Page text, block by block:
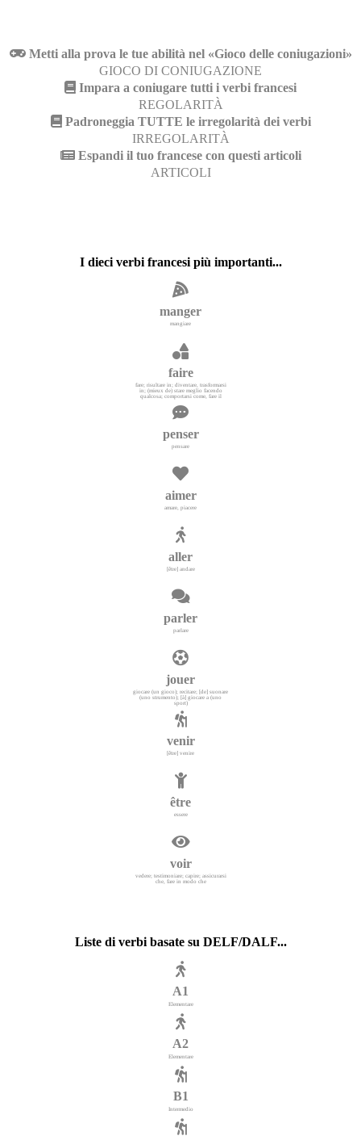
Metti alla prova le tue abilità nel «Gioco delle coniugazioni»
GIOCO DI CONIUGAZIONE
Impara a coniugare tutti i verbi francesi
REGOLARITÀ
Padroneggia TUTTE le irregolarità dei verbi
IRREGOLARITÀ
Espandi il tuo francese con questi articoli
ARTICOLI
I dieci verbi francesi più importanti...
manger
mangiare
faire
fare; risultare in; diventare, trasformarsi
in; (mieux de) stare meglio facendo
qualcosa; comportarsi come, fare il
penser
pensare
aimer
amare, piacere
aller
[être] andare
parler
parlare
jouer
giocare (un gioco); recitare; [de] suonare
(uno strumento); [à] giocare a (uno
sport)
venir
[être] venire
être
essere
voir
vedere; testimoniare; capire; assicurarsi
che, fare in modo che
Liste di verbi basate su DELF/DALF...
A1
Elementare
A2
Elementare
B1
Intermedio